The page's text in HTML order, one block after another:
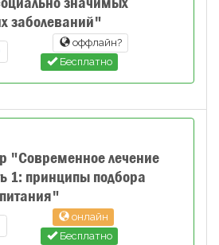
заболеваний"
оффлайн?
Бесплатно
"Современное лечение
1: принципы подбора
онлайн
Бесплатно